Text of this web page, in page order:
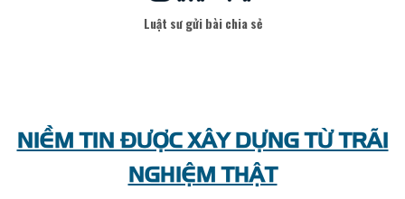
Luật sư gửi bài chia sẻ
NIỀM TIN ĐƯỢC XÂY DỰNG TỪ TRÃI
NGHIỆM THẬT